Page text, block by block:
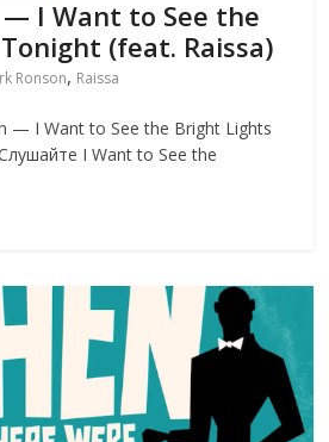
— I Want to See the
(feat. Raissa)
Ronson, Raissa
— I Want to See the Bright Lights
I Want to See the